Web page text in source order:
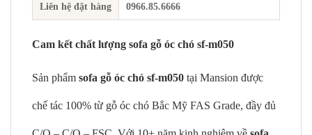
Liên hệ đặt hàng 0966.85.6666
Cam kết chất lượng sofa gỗ óc chó sf-m050
Sản phẩm sofa gỗ óc chó sf-m050 tại Mansion được
chế tác 100% từ gỗ óc chó Bắc Mỹ FAS Grade, đầy đủ